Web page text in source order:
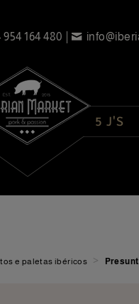
954 164 480
5 J'S
e paletas ibéricos >